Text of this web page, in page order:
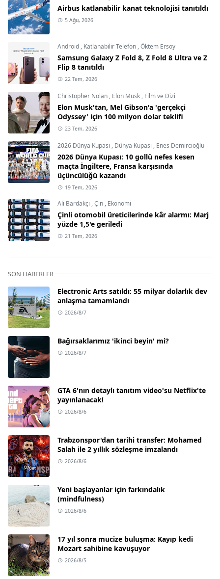
Airbus katlanabilir kanat teknolojisi tanıtıldı
5 Ağu, 2026
Android , Katlanabilir Telefon ,Öktem Ersoy
Samsung Galaxy Z Fold 8, Z Fold 8 Ultra ve Z
Flip 8 tanıtıldı
22 Tem, 2026
Christopher Nolan , Elon Musk , Film ve Dizi
Elon Musk'tan, Mel Gibson'a 'gerçekçi
Odyssey' için 100 milyon dolar teklifi
23 Tem, 2026
2026 Dünya Kupası , Dünya Kupası , Enes Demircioğlu
2026 Dünya Kupası: 10 gollü nefes kesen
maçta İngiltere, Fransa karşısında
üçüncülüğü kazandı
19 Tem, 2026
Ali Bardakçı ,Çin , Ekonomi
Çinli otomobil üreticilerinde kâr alarmı: Marj
yüzde 1,5'e geriledi
21 Tem, 2026
SON HABERLER
Electronic Arts satıldı: 55 milyar dolarlık dev
anlaşma tamamlandı
2026/8/7
Bağırsaklarımız 'ikinci beyin' mi?
2026/8/7
GTA 6'nın detaylı tanıtım video'su Netflix'te
yayınlanacak!
2026/8/6
Trabzonspor'dan tarihi transfer: Mohamed
Salah ile 2 yıllık sözleşme imzalandı
2026/8/6
Yeni başlayanlar için farkındalık
(mindfulness)
2026/8/6
17 yıl sonra mucize buluşma: Kayıp kedi
Mozart sahibine kavuşuyor
2026/8/5